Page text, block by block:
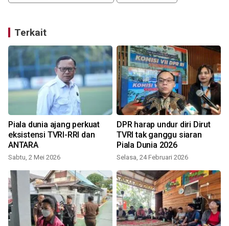
Terkait
Piala dunia ajang perkuat
eksistensi TVRI-RRI dan
ANTARA
Sabtu, 2 Mei 2026
DPR harap undur diri Dirut
TVRI tak ganggu siaran
Piala Dunia 2026
Selasa, 24 Februari 2026